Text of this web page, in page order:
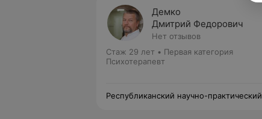
Демко
Дмитрий Федорович
Нет отзывов
Стаж 29 лет • Первая категория
Психотерапевт
Республиканский научно-практический